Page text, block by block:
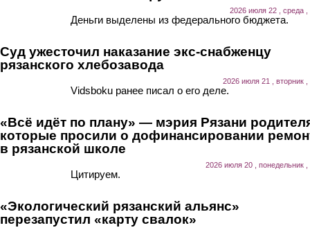
2026 июля 22 , среда ,
Деньги выделены из федерального бюджета.
Суд ужесточил наказание экс-снабженцу
рязанского хлебозавода
2026 июля 21 , вторник ,
Vidsboku ранее писал о его деле.
«Всё идёт по плану» — мэрия Рязани
которые просили о дофинансировании
в рязанской школе
2026 июля 20 , понедельник ,
Цитируем.
«Экологический рязанский альянс»
перезапустил «карту свалок»